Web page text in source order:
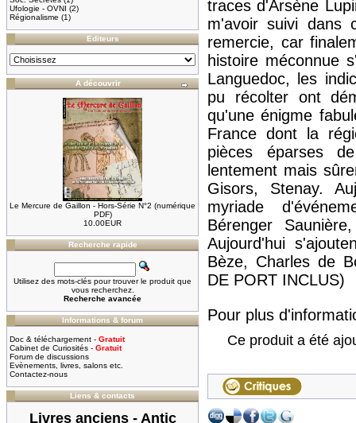
Ufologie - OVNI (2)
Régionalisme (1)
Editeurs
A découvrir
Le Mercure de Gaillon - Hors-Série N°2 (numérique
PDF)
10.00EUR
Recherche rapide
Utilisez des mots-clés pour trouver le produit que
vous recherchez.
Recherche avancée
Informations & forum
Doc & téléchargement - Gratuit
Cabinet de Curiosités - Gratuit
Forum de discussions
Evènements, livres, salons etc.
Contactez-nous
Liens & contacts
Livres anciens - Antic
traces d'Arsène
m'avoir suivi dans
remercie, car
histoire méconnue
Languedoc, les
pu récolter ont
qu'une énigme
France dont la
pièces éparses
lentement mais
Gisors, Stenay.
myriade
Bérenger
Aujourd'hui
Bèze, Charles de
DE PORT INCLUS)
Pour plus
Ce produit a été